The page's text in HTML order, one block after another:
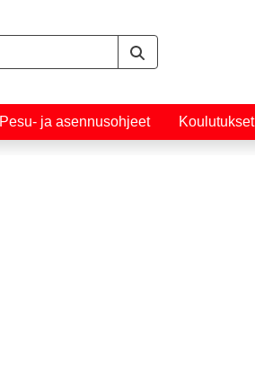
Pesu- ja asennusohjeet Koulutukset